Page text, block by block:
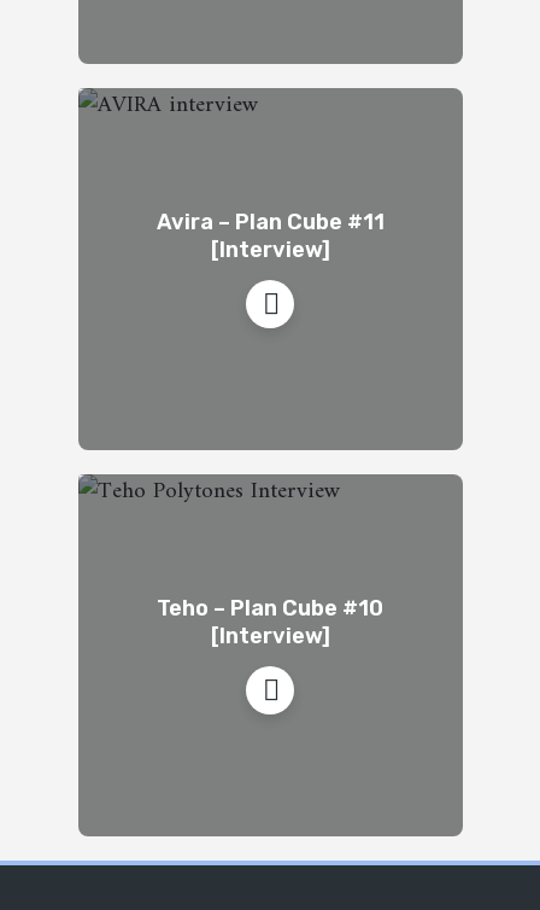
Avira – Plan Cube #11
[Interview]
Teho – Plan Cube #10
[Interview]